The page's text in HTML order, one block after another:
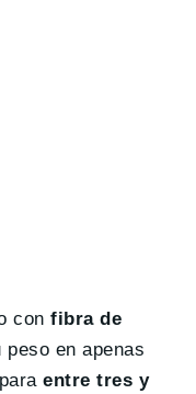
confibra de
peso en apenas
entre tres y